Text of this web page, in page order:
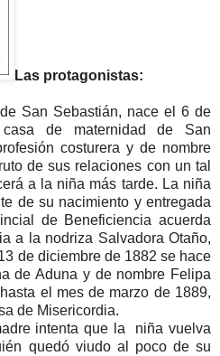
Las protagonistas:
San Sebastián, nace el 6 de
de maternidad de San
costurera y de nombre
de sus relaciones con un tal
a la niña más tarde. La niña
de su nacimiento y entregada
de Beneficiencia acuerda
a la nodriza Salvadora Otaño,
de diciembre de 1882 se hace
de Aduna y de nombre Felipa
el mes de marzo de 1889,
de Misericordia.
intenta que la niña vuelva
quedó viudo al poco de su